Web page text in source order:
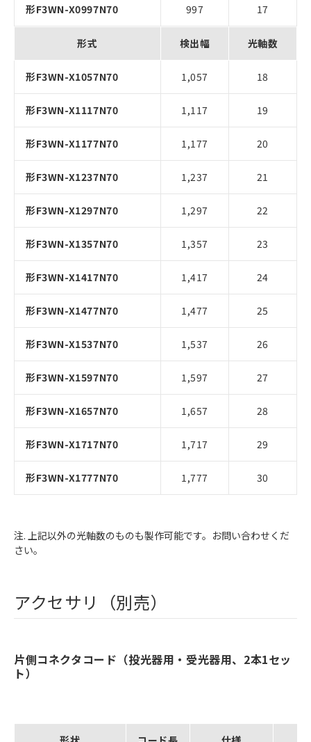
形F3WN-X0997N70 997 17
形式 検出幅 光軸数
形F3WN-X1057N70 1,057 18
形F3WN-X1117N70 1,117 19
形F3WN-X1177N70 1,177 20
形F3WN-X1237N70 1,237 21
形F3WN-X1297N70 1,297 22
形F3WN-X1357N70 1,357 23
形F3WN-X1417N70 1,417 24
形F3WN-X1477N70 1,477 25
形F3WN-X1537N70 1,537 26
形F3WN-X1597N70 1,597 27
形F3WN-X1657N70 1,657 28
形F3WN-X1717N70 1,717 29
形F3WN-X1777N70 1,777 30
注. 上記以外の光軸数のものも製作可能です。お問い合わせくだ
さい。
アクセサリ（別売）
片側コネクタコード（投光器用・受光器用、2本1セッ
ト）